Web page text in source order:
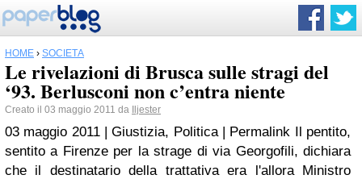
HOME › SOCIETÀ
Le rivelazioni di Brusca sulle stragi del
‘93. Berlusconi non c’entra niente
Creato il 03 maggio 2011 da Iljester
03 maggio 2011 | Giustizia, Politica | Permalink Il pentito,
sentito a Firenze per la strage di via Georgofili, dichiara
che il destinatario della trattativa era l'allora Ministro